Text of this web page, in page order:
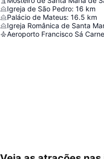
Igreja de São Pedro: 16 km
Palácio de Mateus: 16.5 km
Igreja Românica de Santa
Aeroporto Francisco Sá